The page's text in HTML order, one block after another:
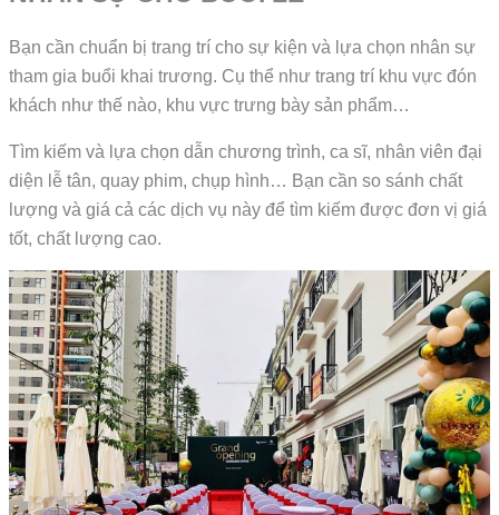
Bạn cần chuẩn bị trang trí cho sự kiện và lựa chọn nhân sự
tham gia buổi khai trương. Cụ thể như trang trí khu vực đón
khách như thế nào, khu vực trưng bày sản phẩm…
Tìm kiếm và lựa chọn dẫn chương trình, ca sĩ, nhân viên đại
diện lễ tân, quay phim, chụp hình… Bạn cần so sánh chất
lượng và giá cả các dịch vụ này để tìm kiếm được đơn vị giá
tốt, chất lượng cao.